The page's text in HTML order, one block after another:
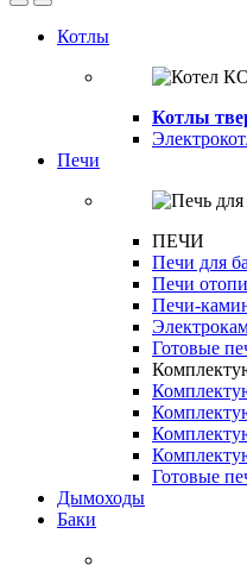
OpenClose
Котлы
Котлы
Печи
ПЕЧИ
Печи для
Печи
Печи-
Готовые
Готовые
Дымоходы
Баки